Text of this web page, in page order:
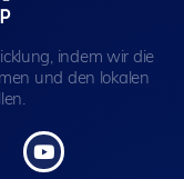
indem wir die
und den lokalen